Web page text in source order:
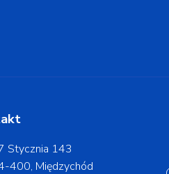
Stycznia 143
400, Międzychód